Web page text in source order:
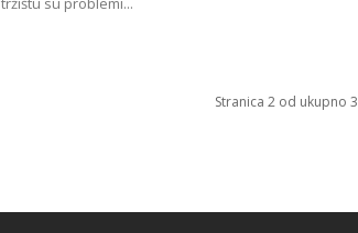
Stranica 2 od ukupno 3